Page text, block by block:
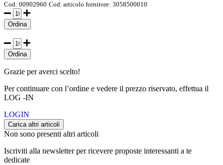
Cod: 00902960 Cod. articolo fornitore: 3058500010
Ordina
Ordina
Grazie per averci scelto!
Per continuare con l’ordine e vedere il prezzo riservato, effettua il
LOG -IN
LOGIN
Carica altri articoli
Non sono presenti altri articoli
Iscriviti alla newsletter per ricevere proposte interessanti a te
dedicate